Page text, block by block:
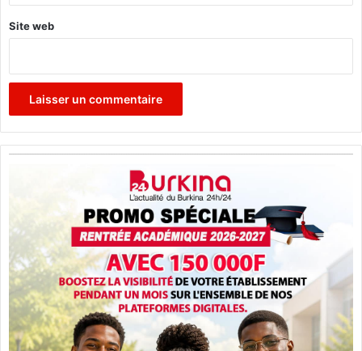
Site web